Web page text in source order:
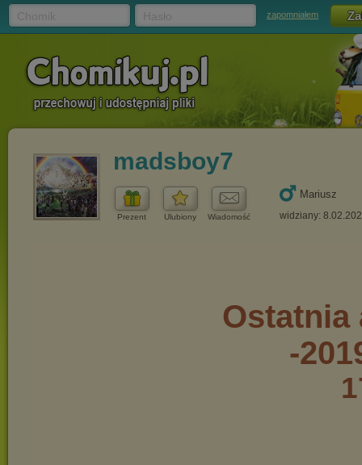
zapomniałem
madsboy7
Prezent Ulubiony Wiadomość
Mariusz
widziany: